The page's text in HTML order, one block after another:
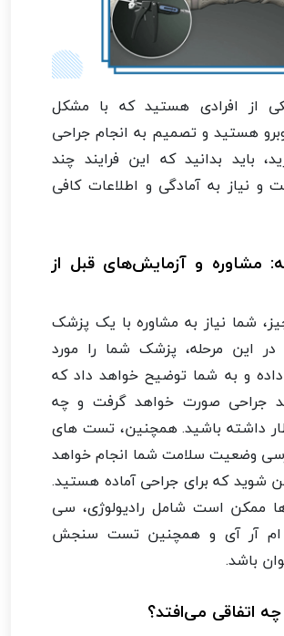
از افرادی هستید که با مشکل
هستید و تصمیم به انجام جراحی
باید بدانید که این فرایند چند
و نیاز به آمادگی و اطلاعات کافی
مشاوره و آزمایش‌های قبل از
شما نیاز به مشاوره با یک پزشک
در این مرحله، پزشک شما را مورد
داده و به شما توضیح خواهد داد که
جراحی صورت خواهد گرفت و چه
داشته باشید. همچنین، تست های
وضعیت سلامت شما انجام خواهد
شوید که برای جراحی آماده هستید.
ممکن است شامل رادیولوژی، سی
ام آر آی و همچنین تست سنجش
باشد.
اتفاقی می‌افتد؟